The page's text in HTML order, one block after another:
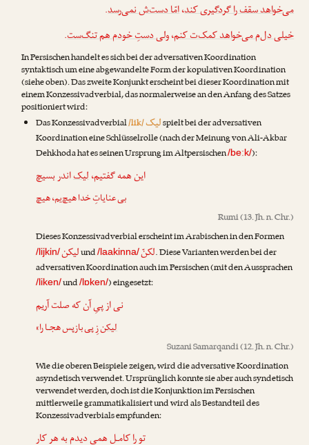
می‌خواهد سقف را گردگیری کند،امّا دست‌ش نمی‌رسد.
خیلی دل‌م می‌خواهد کمک‌ت کنم،ولی دستِ خودم هم تنگ‌ست.
In Persischen handelt es sich bei der adversativen Koordination
syntaktisch um eine abgewandelte Form der kopulativen Koordination
(siehe oben). Das zweite Konjunkt erscheint bei dieser Koordination mit
einem Konzessivadverbial, das normalerweise an den Anfang des Satzes
positioniert wird:
Das Konzessivadverbial/lik/لیکspielt bei der adversativen
Koordination eine Schlüsselrolle (nach der Meinung vonAli-Akbar
Dehkhodahat es seinen Ursprung im Altpersischen/beːk/):
این همه گفتیم،لیکاندر بسیچ
بی عنایاتِ خدا هیچ‌یم، هیچ
Rumi(13. Jh. n. Chr.)
Dieses Konzessivadverbial erscheint im Arabischen in den Formen
/lijkin/لیکنund/laakinna/لکنّ. Diese Varianten werden bei der
adversativen Koordination auch im Persischen (mit den Aussprachen
/liken/und/lɒken/) eingesetzt:
نی از پیِ آن که صلت آریم
لیکنزِ پی بازپس هجـا را»
Suzani Samarqandi(12. Jh. n. Chr.)
Wie die oberen Beispiele zeigen, wird die adversative Koordination
asyndetisch verwendet. Ursprünglich konnte sie aber auch syndetisch
verwendet werden, doch ist die Konjunktion im Persischen
mittlerweile grammatikalisiert und wird als Bestandteil des
Konzessivadverbials empfunden:
تو را کامـل همی دیدم به هر کار